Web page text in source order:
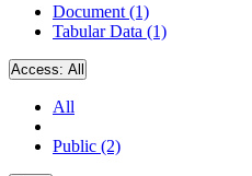
Document (1)
Tabular Data (1)
Access: All
All
Public (2)